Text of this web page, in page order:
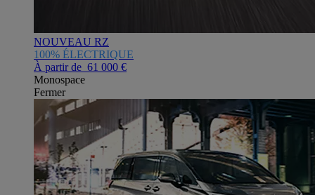
NOUVEAU RZ
100% ÉLECTRIQUE
À partir de 61 000 €
Monospace
Fermer